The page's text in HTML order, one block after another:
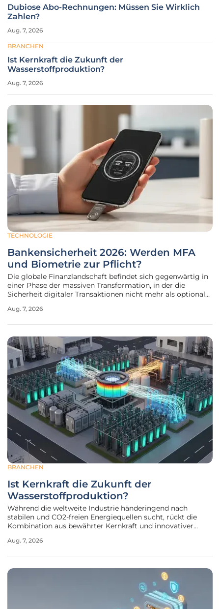
TECHNOLOGIE
Bankensicherheit 2026: Werden MFA
und Biometrie zur Pflicht?
Die globale Finanzlandschaft befindet sich gegenwärtig in
einer Phase der massiven Transformation, in der die
Sicherheit digitaler Transaktionen nicht mehr als optionales
Banken und Zahlungsdienstleister weltweit betrachtet wird.
Aug. 7, 2026
BRANCHEN
Ist Kernkraft die Zukunft der
Wasserstoffproduktion?
Während die weltweite Industrie händeringend nach
stabilen und CO2-freien Energiequellen sucht, rückt die
Kombination aus bewährter Kernkraft und innovativer
globalen Dekarbonisierungsstrategie. Die Notwendigkeit,
Aug. 7, 2026
Dubiose Abo-Rechnungen: Müssen Sie Wirklich
Zahlen?
Aug. 7, 2026
BRANCHEN
Ist Kernkraft die Zukunft der
Wasserstoffproduktion?
Aug. 7, 2026